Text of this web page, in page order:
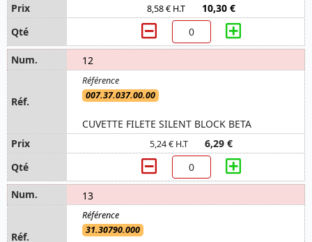
8,58 € H.T 10,30 €
12
007.37.037.00.00
CUVETTE FILETE SILENT BLOCK BETA
5,24 € H.T 6,29 €
13
31.30790.000